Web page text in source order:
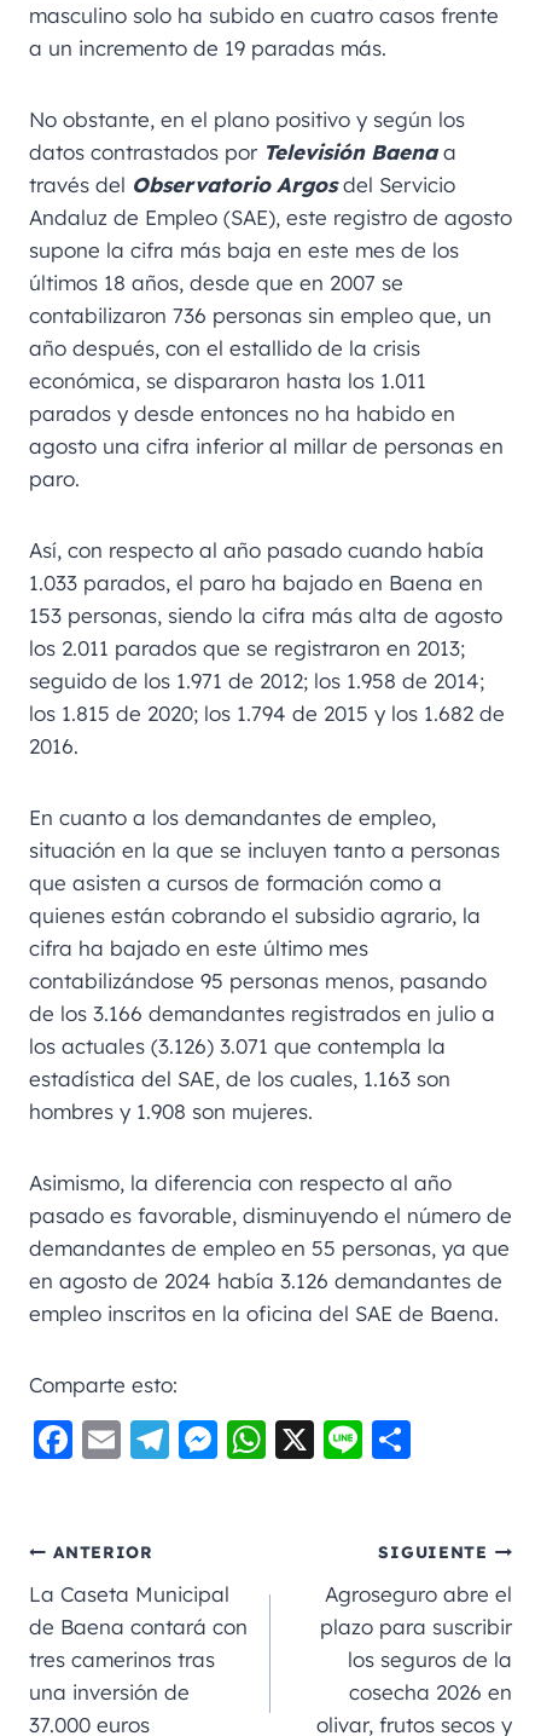
masculino solo ha subido en cuatro casos frente
a un incremento de 19 paradas más.
No obstante, en el plano positivo y según los
datos contrastados por Televisión Baenaa
través del Observatorio Argosdel Servicio
Andaluz de Empleo (SAE), este registro de agosto
supone la cifra más baja en este mes de los
últimos 18 años, desde que en 2007 se
contabilizaron 736 personas sin empleo que, un
año después, con el estallido de la crisis
económica, se dispararon hasta los 1.011
parados y desde entonces no ha habido en
agosto una cifra inferior al millar de personas en
paro.
Así, con respecto al año pasado cuando había
1.033 parados, el paro ha bajado en Baena en
153 personas, siendo la cifra más alta de agosto
los 2.011 parados que se registraron en 2013;
seguido de los 1.971 de 2012; los 1.958 de 2014;
los 1.815 de 2020; los 1.794 de 2015 y los 1.682 de
2016.
En cuanto a los demandantes de empleo,
situación en la que se incluyen tanto a personas
que asisten a cursos de formación como a
quienes están cobrando el subsidio agrario, la
cifra ha bajado en este último mes
contabilizándose 95 personas menos, pasando
de los 3.166 demandantes registrados en julio a
los actuales (3.126) 3.071 que contempla la
estadística del SAE, de los cuales, 1.163 son
hombres y 1.908 son mujeres.
Asimismo, la diferencia con respecto al año
pasado es favorable, disminuyendo el número de
demandantes de empleo en 55 personas, ya que
en agosto de 2024 había 3.126 demandantes de
empleo inscritos en la oficina del SAE de Baena.
Comparte esto:
F
e
b
o
o
k
E
l
Te
m
M
n
g
W
A
X
Li
p
a
rt
ir
ANTERIOR
La Caseta Municipal
de Baena contará con
tres camerinos tras
una inversión de
37.000 euros
SIGUIENTE
Agroseguro abre el
plazo para suscribir
los seguros de la
cosecha 2026 en
olivar, frutos secos y